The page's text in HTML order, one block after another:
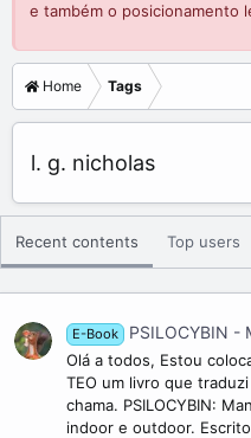
e também o posicionamento
Home Tags
l. g. nicholas
Recent contents Top users
E-Book PSILOCYBIN -
Olá a todos, Estou
TEO um livro que
chama. PSILOCYBIN:
indoor e outdoor.